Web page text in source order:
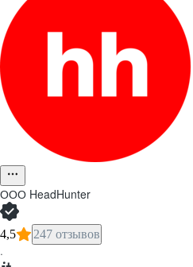
ООО HeadHunter
4,5 247 отзывов
·